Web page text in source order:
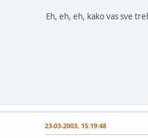
Eh, eh, eh, kako vas sve
23-03-2003, 15:19:48